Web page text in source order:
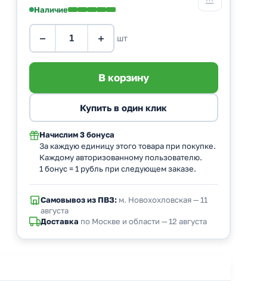
Наличие
− + шт
Начислим 3 бонуса
За каждую единицу этого товара при покупке.
Каждому авторизованному пользователю.
1 бонус = 1 рубль при следующем заказе.
Самовывоз из ПВЗ:м. Новохохловская — 11
августа
Доставка по Москве и области — 12 августа